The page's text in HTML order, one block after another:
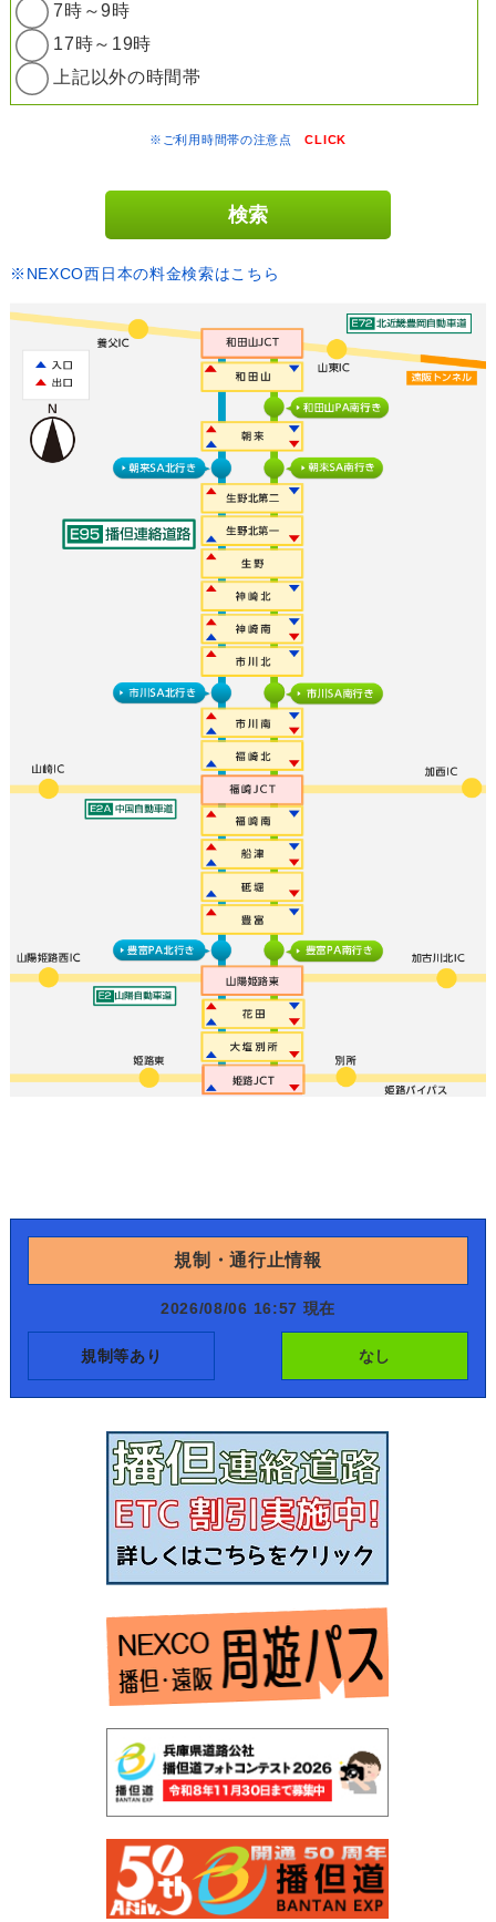
7時～9時
17時～19時
上記以外の時間帯
※ご利用時間帯の注意点CLICK
※NEXCO西日本の料金検索はこちら
規制・通行止情報
2026/08/06 16:57 現在
規制等あり なし